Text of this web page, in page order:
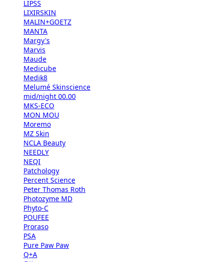
LIPSS
LIXIRSKIN
MALIN+GOETZ
MANTA
Margy's
Marvis
Maude
Medicube
Medik8
Melumé Skinscience
mid/night 00.00
MKS-ECO
MON MOU
Moremo
MZ Skin
NCLA Beauty
NEEDLY
NEQI
Patchology
Percent Science
Peter Thomas Roth
Photozyme MD
Phyto-C
POUFEE
Proraso
PSA
Pure Paw Paw
Q+A